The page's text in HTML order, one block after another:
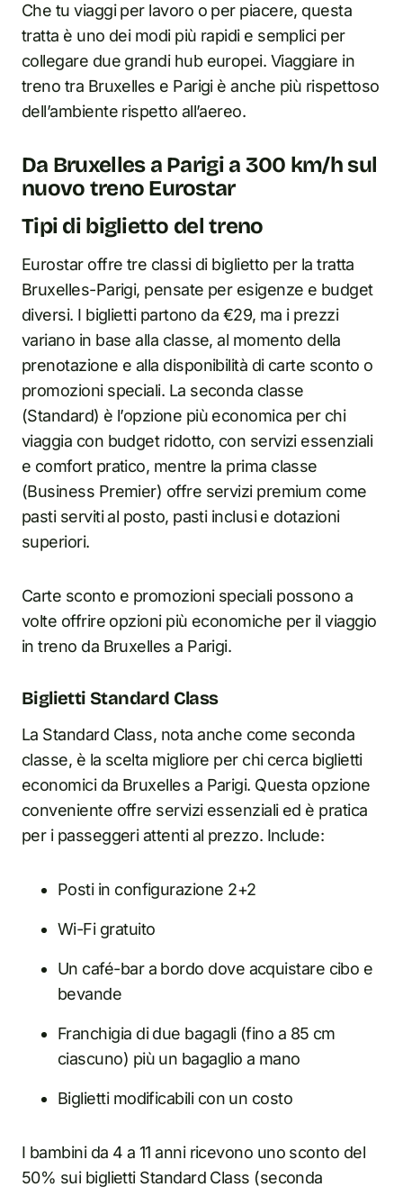
Che tu viaggi per lavoro o per piacere, questa
tratta è uno dei modi più rapidi e semplici per
collegare due grandi hub europei. Viaggiare in
treno tra Bruxelles e Parigi è anche più rispettoso
dell’ambiente rispetto all’aereo.
Da Bruxelles a Parigi a 300 km/h sul
nuovo treno Eurostar
Tipi di biglietto del treno
Eurostar offre tre classi di biglietto per la tratta
Bruxelles-Parigi, pensate per esigenze e budget
diversi. I biglietti partono da €29, ma i prezzi
variano in base alla classe, al momento della
prenotazione e alla disponibilità di carte sconto o
promozioni speciali. La seconda classe
(Standard) è l’opzione più economica per chi
viaggia con budget ridotto, con servizi essenziali
e comfort pratico, mentre la prima classe
(Business Premier) offre servizi premium come
pasti serviti al posto, pasti inclusi e dotazioni
superiori.
Carte sconto e promozioni speciali possono a
volte offrire opzioni più economiche per il viaggio
in treno da Bruxelles a Parigi.
Biglietti Standard Class
La Standard Class, nota anche come seconda
classe, è la scelta migliore per chi cerca biglietti
economici da Bruxelles a Parigi. Questa opzione
conveniente offre servizi essenziali ed è pratica
per i passeggeri attenti al prezzo. Include:
Posti in configurazione 2+2
Wi-Fi gratuito
Un café-bar a bordo dove acquistare cibo e
bevande
Franchigia di due bagagli (fino a 85 cm
ciascuno) più un bagaglio a mano
Biglietti modificabili con un costo
I bambini da 4 a 11 anni ricevono uno sconto del
50% sui biglietti Standard Class (seconda